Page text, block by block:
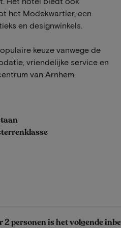
het Modekwartier, een
en designwinkels.
keuze vanwege de
vriendelijke service en
van Arnhem.
personen is het volgende